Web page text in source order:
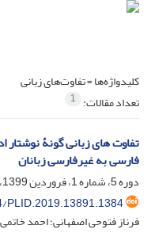
کلیدواژه‌ها =تفاوت‌های زبانی
تعداد مقالات: 1
تفاوت های زبانی گونۀ نوشتار
فارسی به غیرفارسی زبانان
دوره 5، شماره 1، فروردین 1399، صفحه
PLID.2019.13891.1384
فرناز فتوحی اصفهانی؛ احمد